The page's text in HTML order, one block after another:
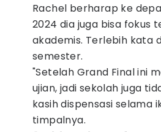
Rachel berharap ke
2024 dia juga bisa fokus
akademis. Terlebih kata
semester.
"Setelah Grand Final ini
ujian, jadi sekolah juga
kasih dispensasi selama
timpalnya.